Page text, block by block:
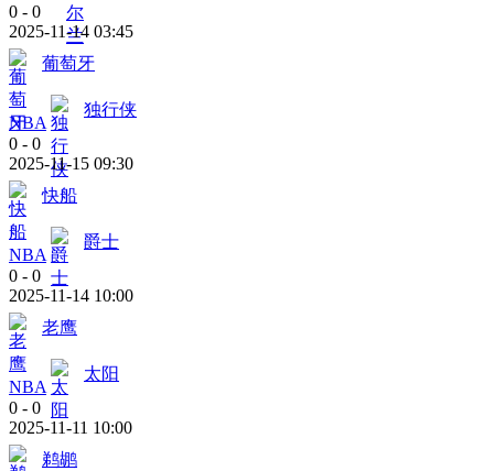
0 - 0
2025-11-14 03:45
葡萄牙
NBA
独行侠
0 - 0
2025-11-15 09:30
快船
NBA
爵士
0 - 0
2025-11-14 10:00
老鹰
NBA
太阳
0 - 0
2025-11-11 10:00
鹈鹕